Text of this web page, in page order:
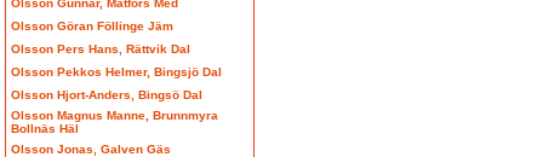
Olsson Gunnar, Matfors Med
Olsson Göran Föllinge Jäm
Olsson Pers Hans, Rättvik Dal
Olsson Pekkos Helmer, Bingsjö Dal
Olsson Hjort-Anders, Bingsö Dal
Olsson Magnus Manne, Brunnmyra
Bollnäs Häl
Olsson Jonas, Galven Gäs